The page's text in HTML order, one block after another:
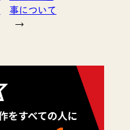
事について
→